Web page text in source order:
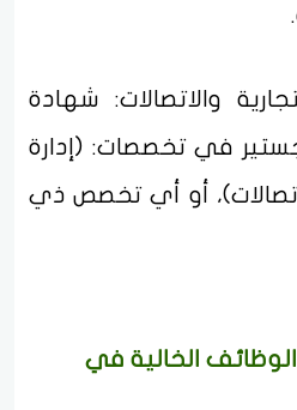
والاتصالات: شهادة
في تخصصات: (إدارة
أو أي تخصص ذي
الخالية في